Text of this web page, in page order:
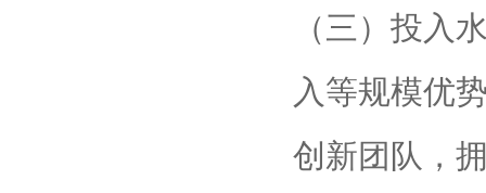
（三）投入
入等规模优
创新团队，